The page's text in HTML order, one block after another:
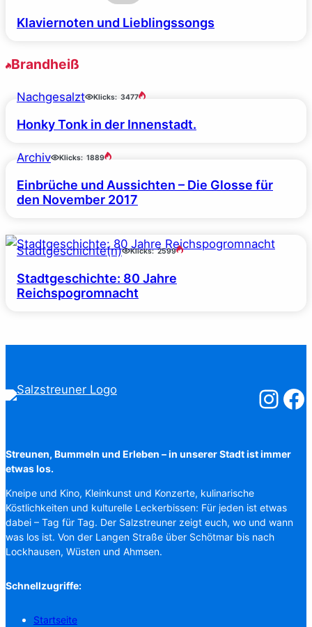
Klaviernoten und Lieblingssongs
Brandheiß
Nachgesalzt Klicks: 3477
Honky Tonk in der Innenstadt.
Archiv Klicks: 1889
Einbrüche und Aussichten – Die Glosse für
den November 2017
Stadtgeschichte(n) Klicks: 2599
Stadtgeschichte: 80 Jahre
Reichspogromnacht
Streunen, Bummeln und Erleben – in unserer Stadt ist immer
etwas los.
Kneipe und Kino, Kleinkunst und Konzerte, kulinarische
Köstlichkeiten und kulturelle Leckerbissen: Für jeden ist etwas
dabei – Tag für Tag. Der Salzstreuner zeigt euch, wo und wann
was los ist. Von der Langen Straße über Schötmar bis nach
Lockhausen, Wüsten und Ahmsen.
Schnellzugriffe:
Startseite